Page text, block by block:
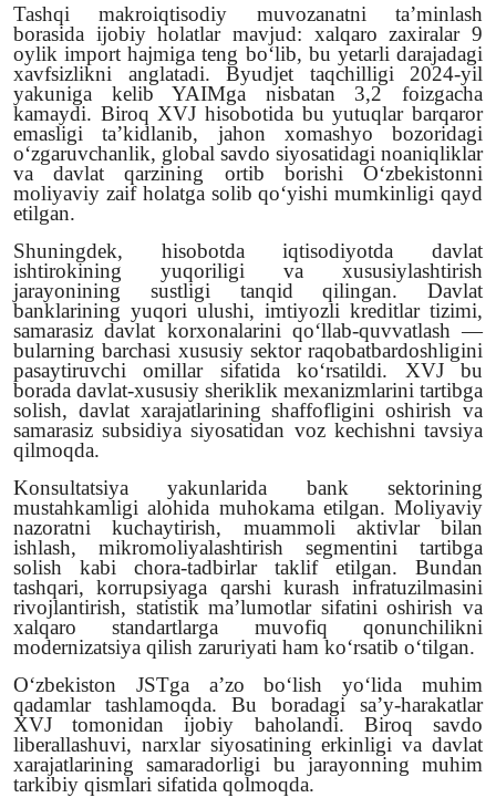
Tashqi makroiqtisodiy muvozanatni ta’minlash
borasida ijobiy holatlar mavjud: xalqaro zaxiralar 9
oylik import hajmiga teng bo‘lib, bu yetarli darajadagi
xavfsizlikni anglatadi. Byudjet taqchilligi 2024-yil
yakuniga kelib YAIMga nisbatan 3,2 foizgacha
kamaydi. Biroq XVJ hisobotida bu yutuqlar barqaror
emasligi ta’kidlanib, jahon xomashyo bozoridagi
o‘zgaruvchanlik, global savdo siyosatidagi noaniqliklar
va davlat qarzining ortib borishi O‘zbekistonni
moliyaviy zaif holatga solib qo‘yishi mumkinligi qayd
etilgan.
Shuningdek, hisobotda iqtisodiyotda davlat
ishtirokining yuqoriligi va xususiylashtirish
jarayonining sustligi tanqid qilingan. Davlat
banklarining yuqori ulushi, imtiyozli kreditlar tizimi,
samarasiz davlat korxonalarini qo‘llab-quvvatlash —
bularning barchasi xususiy sektor raqobatbardoshligini
pasaytiruvchi omillar sifatida ko‘rsatildi. XVJ bu
borada davlat-xususiy sheriklik mexanizmlarini tartibga
solish, davlat xarajatlarining shaffofligini oshirish va
samarasiz subsidiya siyosatidan voz kechishni tavsiya
qilmoqda.
Konsultatsiya yakunlarida bank sektorining
mustahkamligi alohida muhokama etilgan. Moliyaviy
nazoratni kuchaytirish, muammoli aktivlar bilan
ishlash, mikromoliyalashtirish segmentini tartibga
solish kabi chora-tadbirlar taklif etilgan. Bundan
tashqari, korrupsiyaga qarshi kurash infratuzilmasini
rivojlantirish, statistik ma’lumotlar sifatini oshirish va
xalqaro standartlarga muvofiq qonunchilikni
modernizatsiya qilish zaruriyati ham ko‘rsatib o‘tilgan.
O‘zbekiston JSTga a’zo bo‘lish yo‘lida muhim
qadamlar tashlamoqda. Bu boradagi sa’y-harakatlar
XVJ tomonidan ijobiy baholandi. Biroq savdo
liberallashuvi, narxlar siyosatining erkinligi va davlat
xarajatlarining samaradorligi bu jarayonning muhim
tarkibiy qismlari sifatida qolmoqda.